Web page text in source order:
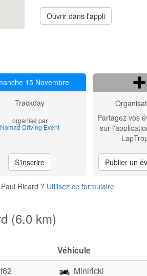
Ouvrir dans l'appli
15 Novembre
Trackday
organisé par
Nomad Driving Event
S'inscrire
Partagez vos
sur
Publier un
Ricard ? Utilisez ce formulaire
(6.0 km)
Véhicule
Miniricki